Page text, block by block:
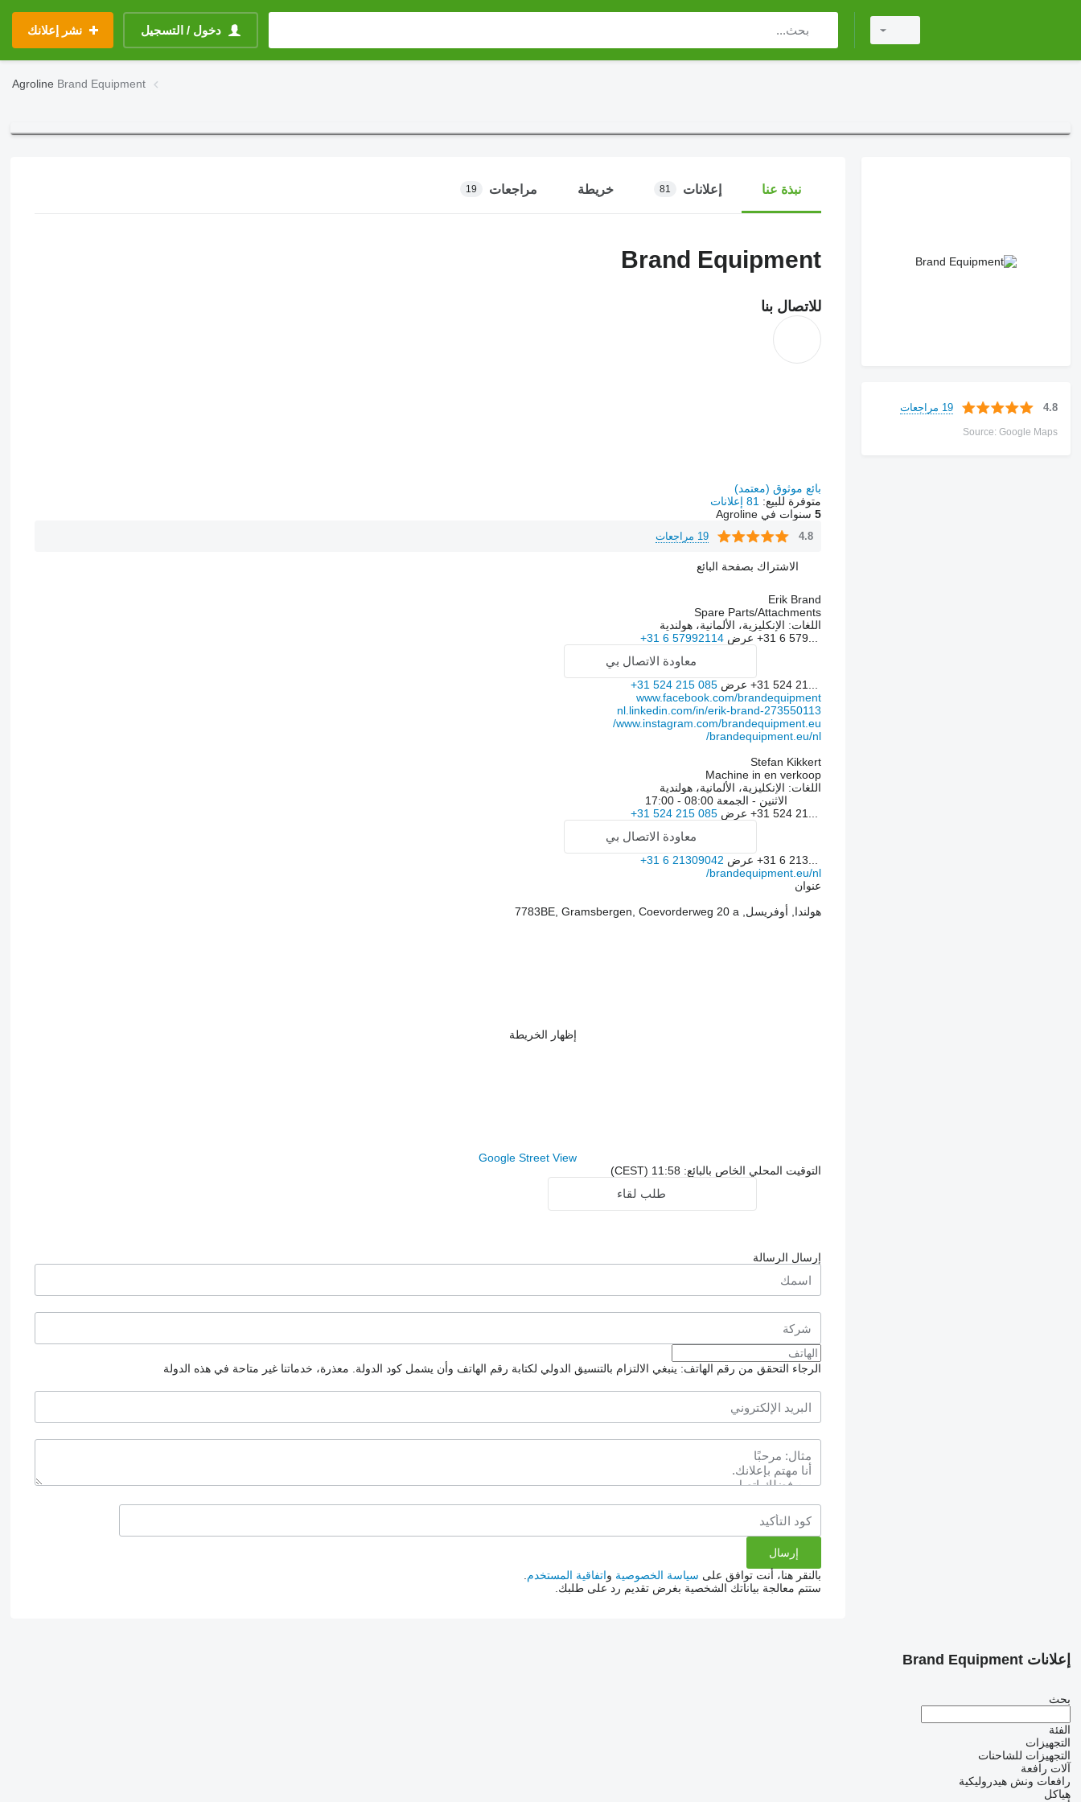
دخول / التسجيل نشر إعلانك
Agroline Brand Equipment
4.8 19 مراجعات
Source: Google Maps
نبذة عنا إعلانات 81 خريطة مراجعات 19
Brand Equipment
للاتصال بنا
بائع موثوق (معتمد)
متوفرة للبيع: 81 إعلانات
5سنوات في Agroline
4.8 19 مراجعات
الاشتراك بصفحة البائع
Erik Brand
Spare Parts/Attachments
اللغات: الإنكليزية، الألمانية، هولندية
+31 6 579... عرض +31 6 57992114
معاودة الاتصال بي
+31 524 21... عرض +31 524 215 085
www.facebook.com/brandequipment
nl.linkedin.com/in/erik-brand-273550113
www.instagram.com/brandequipment.eu/
brandequipment.eu/nl/
Stefan Kikkert
Machine in en verkoop
اللغات: الإنكليزية، الألمانية، هولندية
الاثنين - الجمعة 08:00 - 17:00
+31 524 21... عرض +31 524 215 085
معاودة الاتصال بي
+31 6 213... عرض +31 6 21309042
brandequipment.eu/nl/
عنوان
هولندا, أوفريسل, 7783BE, Gramsbergen, Coevorderweg 20 a
إظهار الخريطة
Google Street View
التوقيت المحلي الخاص بالبائع: 11:58 (CEST)
طلب لقاء
إرسال الرسالة
الرجاء التحقق من رقم الهاتف: ينبغي الالتزام بالتنسيق الدولي لكتابة رقم الهاتف وأن يشمل كود الدولة. معذرة، خدماتنا غير متاحة في هذه الدولة
بالنقر هنا، أنت توافق على سياسة الخصوصية واتفاقية المستخدم
ستتم معالجة بياناتك الشخصية بغرض تقديم رد على طلبك.
إعلانات Brand Equipment
بحث
الفئة
التجهيزات
التجهيزات للشاحنات
آلات رافعة
رافعات ونش هيدروليكية
هياكل